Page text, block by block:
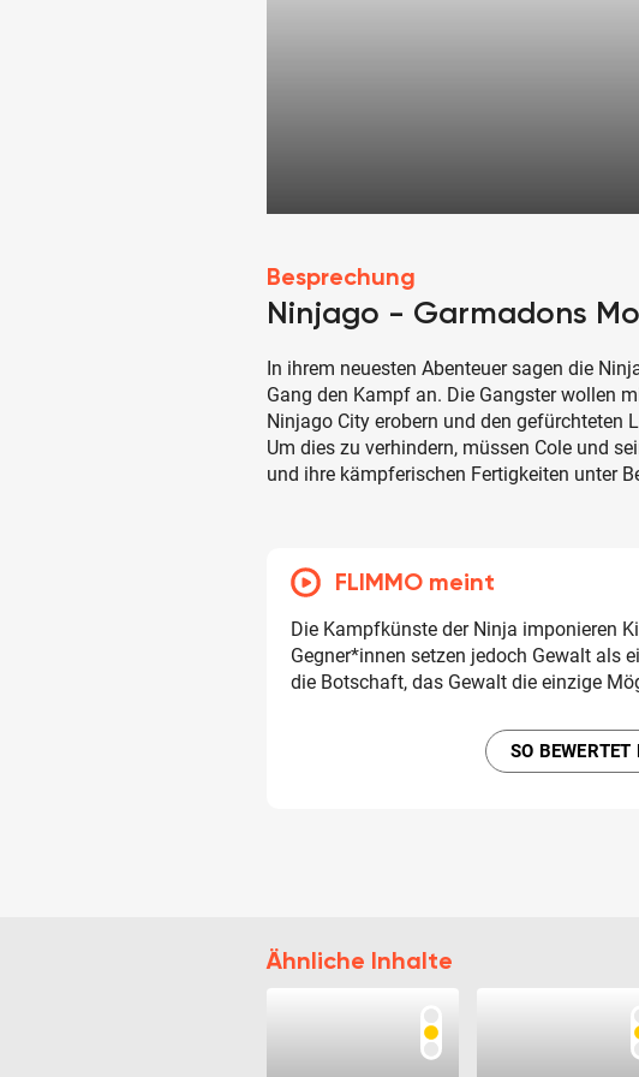
Besprechung
Ninjago - Garmadons
In ihrem neuesten Abenteuer sagen die
Gang den Kampf an. Die Gangster wollen
Ninjago City erobern und den gefürchteten
Um dies zu verhindern, müssen Cole und
und ihre kämpferischen Fertigkeiten unter
FLIMMO meint
Die Kampfkünste der Ninja imponieren
Gegner*innen setzen jedoch Gewalt als
die Botschaft, das Gewalt die einzige
SO
Ähnliche Inhalte